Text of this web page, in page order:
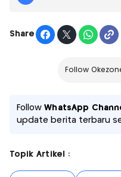
Share
Follow
FollowWhatsApp
update berita terbaru
Topik Artikel :